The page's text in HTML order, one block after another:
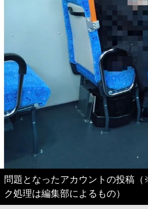
問題となったアカウントの投稿
ク処理は編集部によるもの）